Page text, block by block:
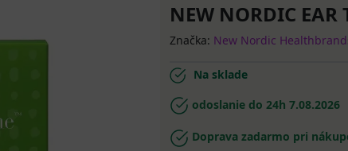
NEW NORDIC
Značka: New Nordic
Na sklade
odoslanie do 24h 7.08.2026
Doprava zadarmo pri